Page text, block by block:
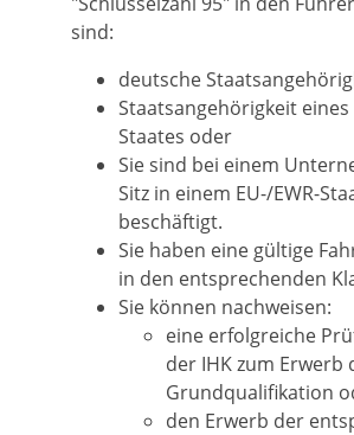
sind:
deutsche
Staatsangehörigkeit eines
Staates oder
Sie sind bei einem
Sitz in einem EU-/EWR-
beschäftigt.
Sie haben eine gültige
in den entsprechenden
Sie können nachweisen:
eine erfolgreiche
der IHK zum Erwerb
Grundqualifikation
den Erwerb der